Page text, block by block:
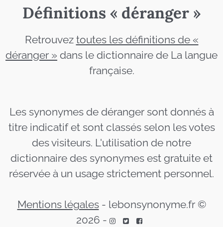
Définitions « déranger »
Retrouvez toutes les définitions de «
déranger » dans le dictionnaire de La langue
française.
Les synonymes de déranger sont donnés à
titre indicatif et sont classés selon les votes
des visiteurs. L'utilisation de notre
dictionnaire des synonymes est gratuite et
réservée à un usage strictement personnel.
Mentions légales- lebonsynonyme.fr ©
2026 -